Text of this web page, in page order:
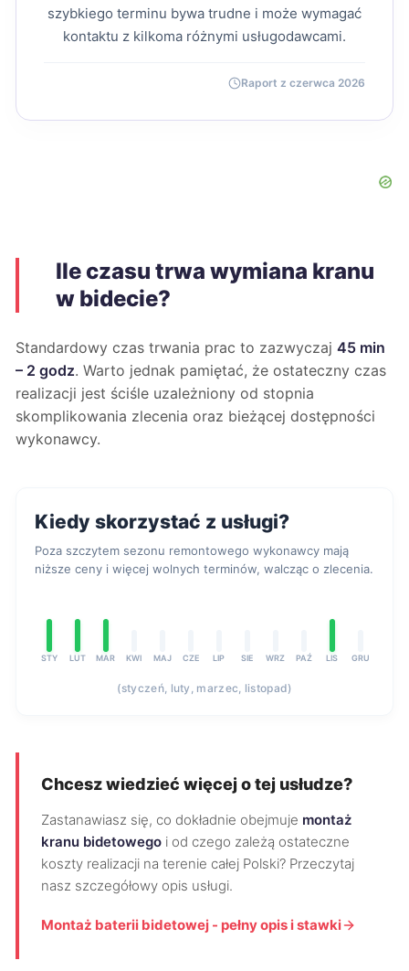
szybkiego terminu bywa trudne i może wymagać
kontaktu z kilkoma różnymi usługodawcami.
Raport z czerwca 2026
Ile czasu trwa wymiana kranu
w bidecie?
Standardowy czas trwania prac to zazwyczaj 45 min
– 2 godz. Warto jednak pamiętać, że ostateczny czas
realizacji jest ściśle uzależniony od stopnia
skomplikowania zlecenia oraz bieżącej dostępności
wykonawcy.
Kiedy skorzystać z usługi?
Poza szczytem sezonu remontowego wykonawcy mają
niższe ceny i więcej wolnych terminów, walcząc o zlecenia.
STY LUT MAR KWI MAJ CZE LIP SIE WRZ PAŹ LIS GRU
(styczeń, luty, marzec, listopad)
Chcesz wiedzieć więcej o tej usłudze?
Zastanawiasz się, co dokładnie obejmuje montaż
kranu bidetowego i od czego zależą ostateczne
koszty realizacji na terenie całej Polski? Przeczytaj
nasz szczegółowy opis usługi.
Montaż baterii bidetowej - pełny opis i stawki